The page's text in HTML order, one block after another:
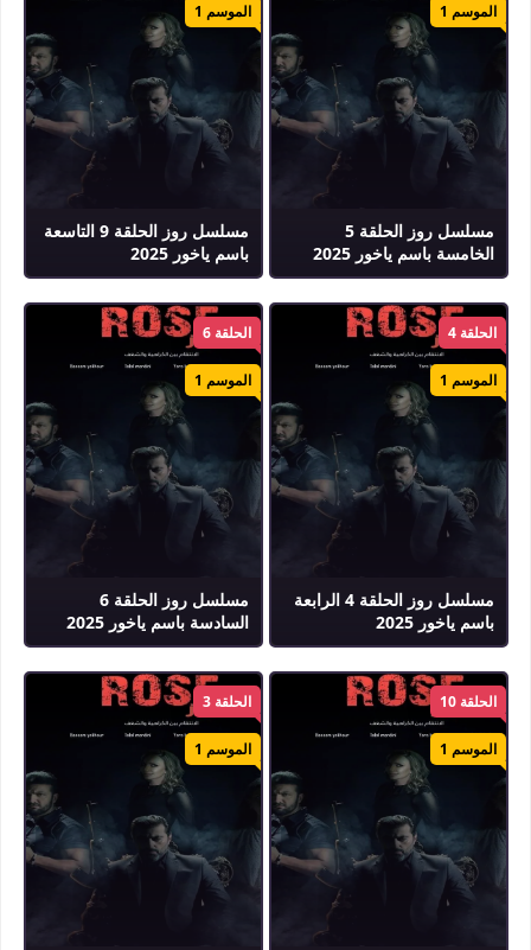
مسلسل روز الحلقة 5
الخامسة باسم ياخور 2025
الموسم 1
مسلسل روز الحلقة 9 التاسعة
باسم ياخور 2025
الموسم 1
مسلسل روز الحلقة 4 الرابعة
باسم ياخور 2025
الحلقة 4
الموسم 1
مسلسل روز الحلقة 6
السادسة باسم ياخور 2025
الحلقة 6
الموسم 1
الحلقة 10
الموسم 1
الحلقة 3
الموسم 1